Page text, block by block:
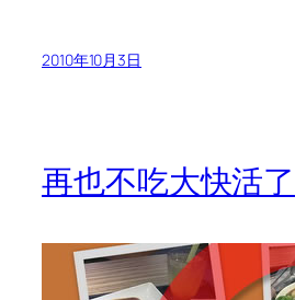
2010年10月3日
再也不吃大快活了